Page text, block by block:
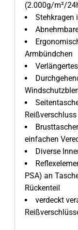
(2.000g/m²/
Stehkragen
Armbündchen
Reißverschluss
einfachen
Diverse
PSA) an
Rückenteil
verdeckt